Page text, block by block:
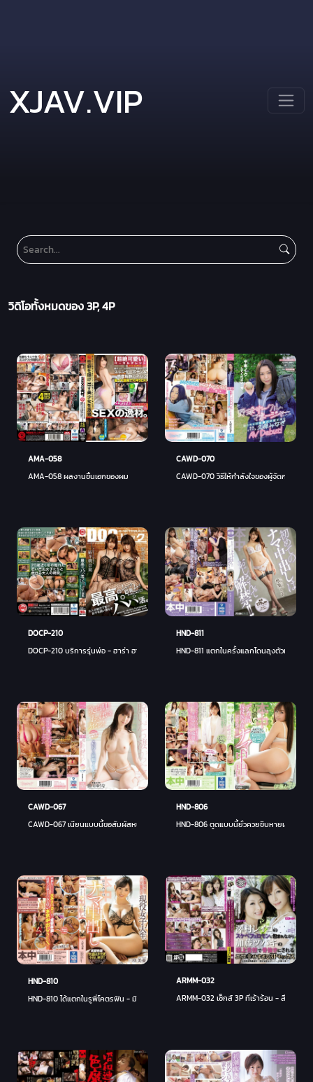
XJAV.VIP
วิดิโอทั้งหมดของ 3P, 4P
AMA-058
AMA-058 ผลงานชิ้นเอกของผม
CAWD-070
CAWD-070 วิธีให้กำลังใจของผู้จัดการ - คุโ
DOCP-210
DOCP-210 บริการรุ่นพ่อ - ฮาร่า ฮานาเนะ
HND-811
HND-811 แตกในครั้งแลกโดนลุงตัวเอง - เอ
CAWD-067
CAWD-067 เนียนแบบนี้ขอสัมผัสหน่อย - ยูนะ มินากาวะ
HND-806
HND-806 ตูดแบบนี้ยั่วควยชิบหายเลย - คาเ
HND-810
HND-810 ได้แตกในรูพี่โคตรฟิน - มิยูกิ มิซากิ
ARMM-032
ARMM-032 เซ็กส์ 3P ที่เร้าร้อน - สึบากิ คา